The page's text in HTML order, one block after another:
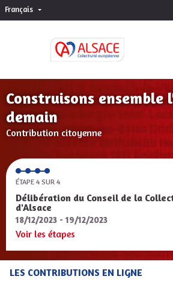
Français Choisir la langue
Construisons ensemble
demain
Contribution citoyenne
ÉTAPE 4 SUR 4
Délibération du Conseil de la
d'Alsace
18/12/2023 - 19/12/2023
Voir les étapes
LES CONTRIBUTIONS EN LIGNE